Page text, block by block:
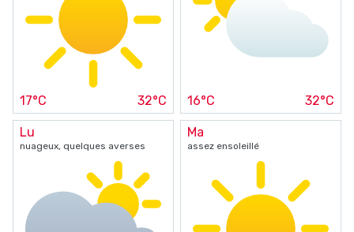
17°C 32°C 16°C 32°C
Lu
nuageux, quelques averses
Ma
assez ensoleillé